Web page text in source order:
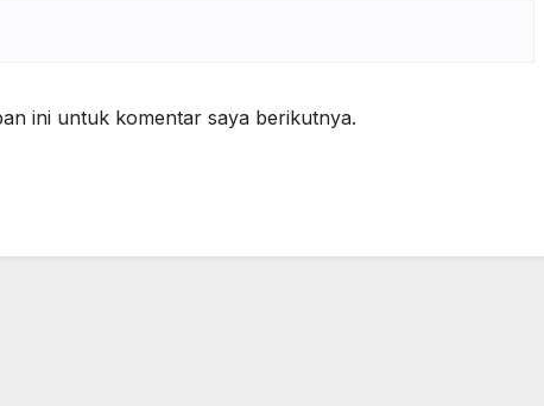
ini untuk komentar saya berikutnya.